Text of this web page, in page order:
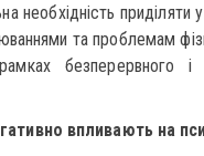
необхідність приділяти
та проблемам
безперервного і
впливають на